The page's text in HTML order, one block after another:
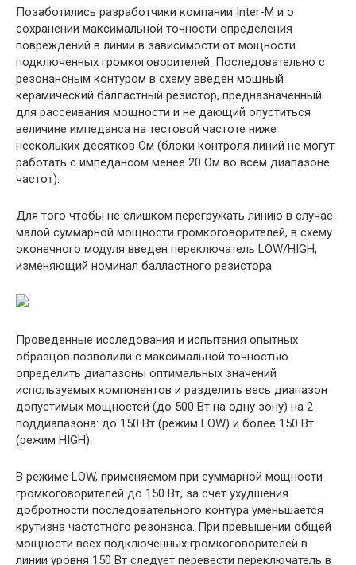
Позаботились разработчики компании Inter-M и о
сохранении максимальной точности определения
повреждений в линии в зависимости от мощности
подключенных громкоговорителей. Последовательно с
резонансным контуром в схему введен мощный
керамический балластный резистор, предназначенный
для рассеивания мощности и не дающий опуститься
величине импеданса на тестовой частоте ниже
нескольких десятков Ом (блоки контроля линий не могут
работать с импедансом менее 20 Ом во всем диапазоне
частот).
Для того чтобы не слишком перегружать линию в случае
малой суммарной мощности громкоговорителей, в схему
оконечного модуля введен переключатель LOW/HIGH,
изменяющий номинал балластного резистора.
Проведенные исследования и испытания опытных
образцов позволили с максимальной точностью
определить диапазоны оптимальных значений
используемых компонентов и разделить весь диапазон
допустимых мощностей (до 500 Вт на одну зону) на 2
поддиапазона: до 150 Вт (режим LOW) и более 150 Вт
(режим HIGH).
В режиме LOW, применяемом при суммарной мощности
громкоговорителей до 150 Вт, за счет ухудшения
добротности последовательного контура уменьшается
крутизна частотного резонанса. При превышении общей
мощности всех подключенных громкоговорителей в
линии уровня 150 Вт следует перевести переключатель в